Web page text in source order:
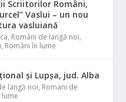
Scriitorilor Români,
Vaslui – un nou
vasluiană
, Români de langă noi,
, Români în lume
și Lupșa, jud. Alba
langă noi, Romani de
lume